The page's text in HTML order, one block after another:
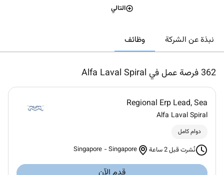
التالي
نبذة عن الشركة وظائف
362 فرصة عمل في Alfa Laval Spiral
Regional Erp Lead, Sea
Alfa Laval Spiral
دوام كامل
نُشرت قبل 2 ساعة Singapore -Singapore